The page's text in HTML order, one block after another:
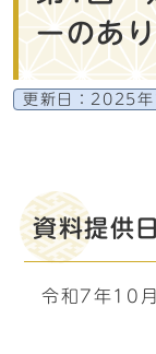
ーのあ
更新日： 2025年
資料提供日
令和7年10